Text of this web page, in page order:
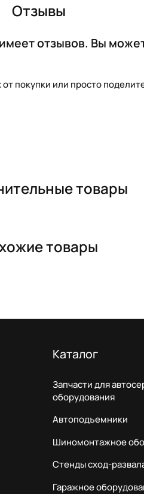
Отзывы
отзывов. Вы
покупки или просто
товары
товары
Каталог
Запчасти для
оборудования
Автоподъемники
Шиномонтажное
Стенды сход-
Гаражное